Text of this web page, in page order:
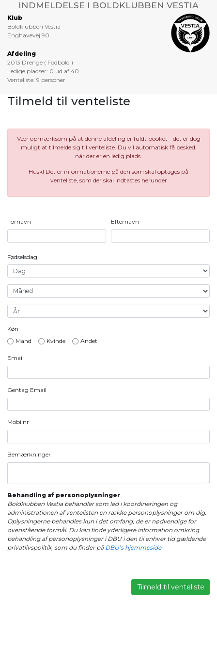
INDMELDELSE I BOLDKLUBBEN VESTIA
Klub
Boldklubben Vestia
Enghavevej 90
Afdeling
2013 Drenge ( Fodbold )
Ledige pladser: 0 ud af 40
Venteliste: 9 personer
Tilmeld til venteliste
Vær opmærksom på at denne afdeling er fuldt booket - det er dog
muligt at tilmelde sig til venteliste. Du vil automatisk få besked,
når der er en ledig plads.
Husk! Det er informationerne på den som skal optages på
venteliste, som der skal indtastes herunder
Fornavn Efternavn
Fødselsdag
Køn
Mand
Kvinde Andet
Email
Gentag Email
Mobilnr
Bemærkninger
Behandling af personoplysninger
Boldklubben Vestia behandler som led i koordineringen og
administrationen af ventelisten en række personoplysninger om dig.
Oplysningerne behandles kun i det omfang, de er nødvendige for
ovenstående formål. Du kan finde yderligere information omkring
behandling af personoplysninger i DBU i den til enhver tid gældende
privatlivspolitik, som du finder på DBU’s hjemmeside